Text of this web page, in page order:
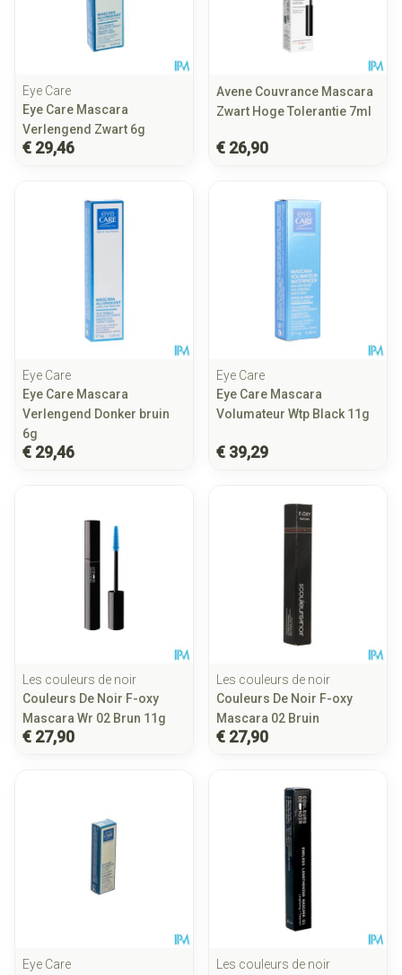
Eye Care
Eye Care Mascara
Verlengend Zwart 6g
€ 29,46
Avene Couvrance Mascara
Zwart Hoge Tolerantie 7ml
€ 26,90
Eye Care
Eye Care Mascara
Verlengend Donker bruin
6g
€ 29,46
Eye Care
Eye Care Mascara
Volumateur Wtp Black 11g
€ 39,29
Les couleurs de noir
Couleurs De Noir F-oxy
Mascara Wr 02 Brun 11g
€ 27,90
Les couleurs de noir
Couleurs De Noir F-oxy
Mascara 02 Bruin
€ 27,90
Eye Care
Les couleurs de noir